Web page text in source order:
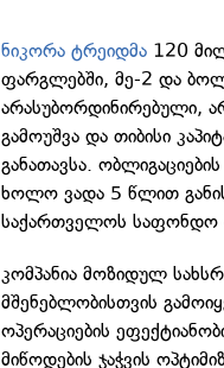
ნიკორა ტრეიდმა 120
ფარგლებში, მე-2 და
არასუბორდინირებული,
გამოუშვა და თიბისი
განათავსა.
ხოლო ვადა 5 წლით
საქართველოს საფონდო
კომპანია მოზიდულ
მშენებლობისთვის
ოპერაციების
მიწოდების ჯაჭვის